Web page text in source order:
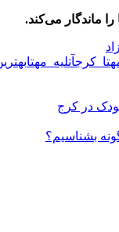
ماندگار می‌کند.
آتلیه_مهتا
در کرج
بشناسیم؟